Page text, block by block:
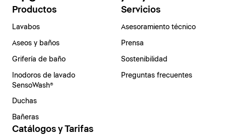
Productos
Lavabos
Aseos y baños
Grifería de baño
Inodoros de lavado
SensoWash®
Duchas
Bañeras
Servicios
Asesoramiento técnico
Prensa
Sostenibilidad
Preguntas frecuentes
Catálogos y Tarifas